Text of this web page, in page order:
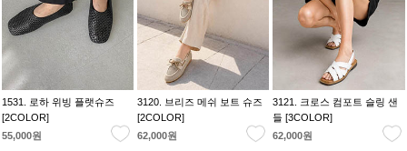
1531. 로하 위빙 플랫슈즈
[2COLOR]
55,000원
3120. 브리즈 메쉬 보트 슈즈
[2COLOR]
62,000원
3121. 크로스 컴포트 슬링 샌
들 [3COLOR]
62,000원